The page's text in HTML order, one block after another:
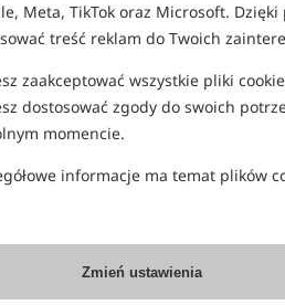
Meta, TikTok oraz Microsoft.
treść reklam do Twoich
zaakceptować wszystkie pliki
dostosować zgody do swoich
momencie.
informacje ma temat plików
Zmień ustawienia